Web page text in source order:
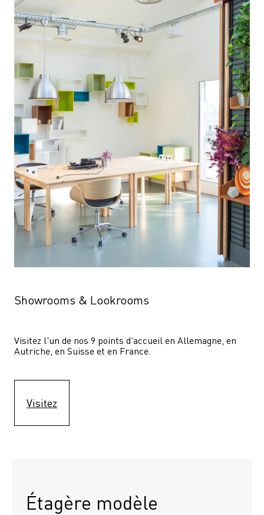
Showrooms & Lookrooms
Visitez l'un de nos 9 points d'accueil en Allemagne, en
Autriche, en Suisse et en France.
Visitez
Étagère modèle